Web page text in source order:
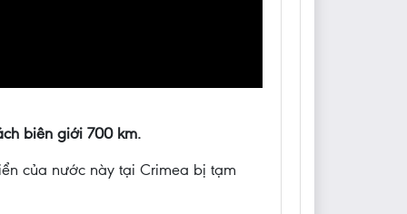
biên giới 700 km.
của nước này tại Crimea bị tạm